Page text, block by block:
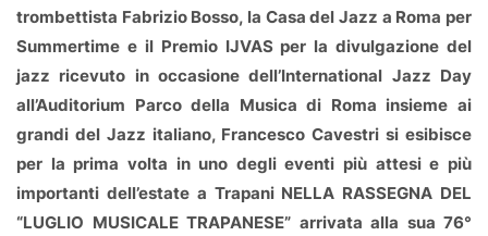
trombettista Fabrizio Bosso, la Casa del Jazz a Roma per
Summertime e il Premio IJVAS per la divulgazione del
jazz ricevuto in occasione dell’International Jazz Day
all’Auditorium Parco della Musica di Roma insieme ai
grandi del Jazz italiano, Francesco Cavestri si esibisce
per la prima volta in uno degli eventi più attesi e più
importanti dell’estate a Trapani NELLA RASSEGNA DEL
“LUGLIO MUSICALE TRAPANESE” arrivata alla sua 76°